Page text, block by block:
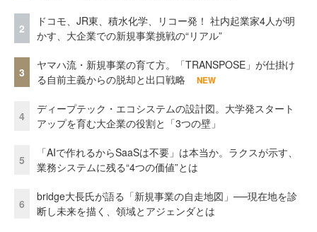
2
ドコモ、JR東、積水化学、リコー発！ 社内起業家4人が明
かす、大企業での新規事業挑戦の“リアル”
3
ヤマハ流・新規事業の育て方。「TRANSPOSE」が仕掛け
る自前主義からの脱却と出口戦略
NEW
4
ディープテック・エコシステムの設計図。大学発スタート
アップを育む大企業の役割と「3つの壁」
5
「AIで作れるからSaaSは不要」は本当か。ラクスが示す、
業務システムに残る“4つの価値”とは
6
bridge大長氏が語る「新規事業の自走地図」──現在地を診
断し未来を描く、領域とアジェンダとは